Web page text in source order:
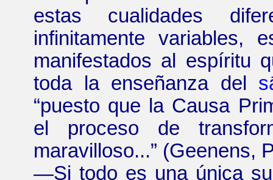
estas cualidades
infinitamente variables,
manifestados al espíritu
toda la enseñanza del
“puesto que
la Causa
el proceso de
maravilloso...” (Geenens,
—Si todo es una única